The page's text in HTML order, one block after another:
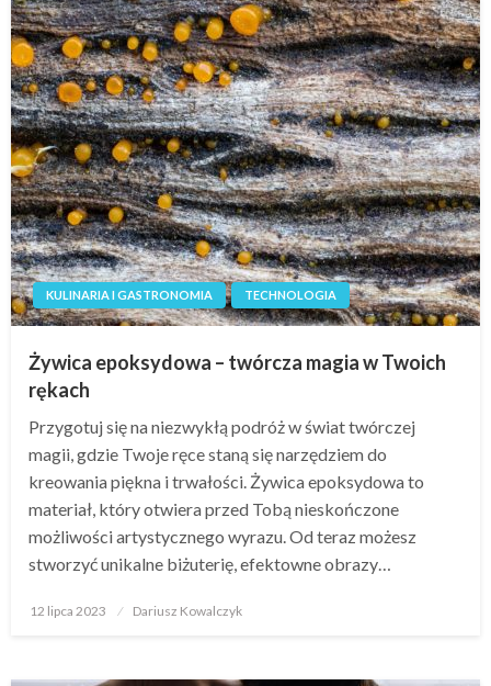
KULINARIA I GASTRONOMIA TECHNOLOGIA
Żywica epoksydowa – twórcza magia w Twoich
rękach
Przygotuj się na niezwykłą podróż w świat twórczej
magii, gdzie Twoje ręce staną się narzędziem do
kreowania piękna i trwałości. Żywica epoksydowa to
materiał, który otwiera przed Tobą nieskończone
możliwości artystycznego wyrazu. Od teraz możesz
stworzyć unikalne biżuterię, efektowne obrazy…
Opublikowane
12 lipca 2023 Dariusz Kowalczyk